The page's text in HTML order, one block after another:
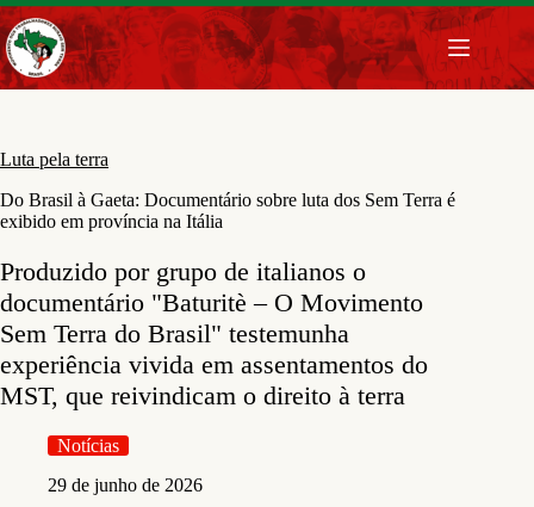
Pular
para
o
conteúdo
Luta pela terra
Do Brasil à Gaeta: Documentário sobre luta dos Sem Terra é
exibido em província na Itália
Produzido por grupo de italianos o
documentário "Baturitè – O Movimento
Sem Terra do Brasil" testemunha
experiência vivida em assentamentos do
MST, que reivindicam o direito à terra
Notícias
29 de junho de 2026